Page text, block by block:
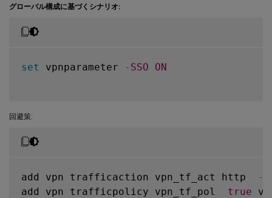
グローバル構成に基づくシナリオ:
set vpnparameter - SSO ON
回避策:
add vpn trafficaction vpn_tf_act http -
add vpn trafficpolicy vpn_tf_pol true